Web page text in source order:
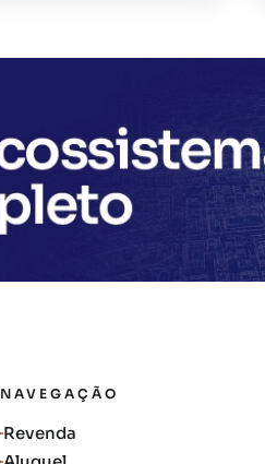
NAVEGAÇÃO
Revenda